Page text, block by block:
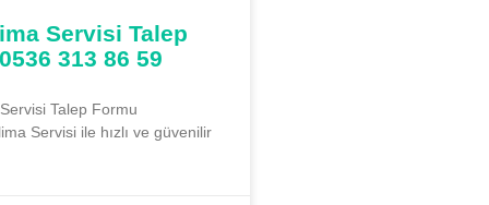
Servisi Talep
313 86 59
Talep Formu
Servisi ile hızlı ve güvenilir